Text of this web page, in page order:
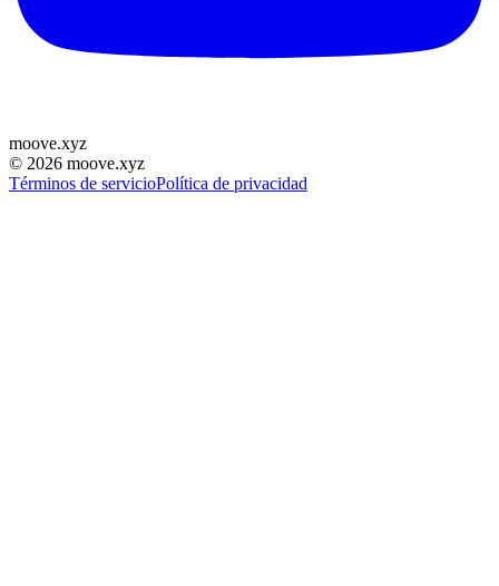
moove.xyz
© 2026 moove.xyz
Términos de servicioPolítica de privacidad